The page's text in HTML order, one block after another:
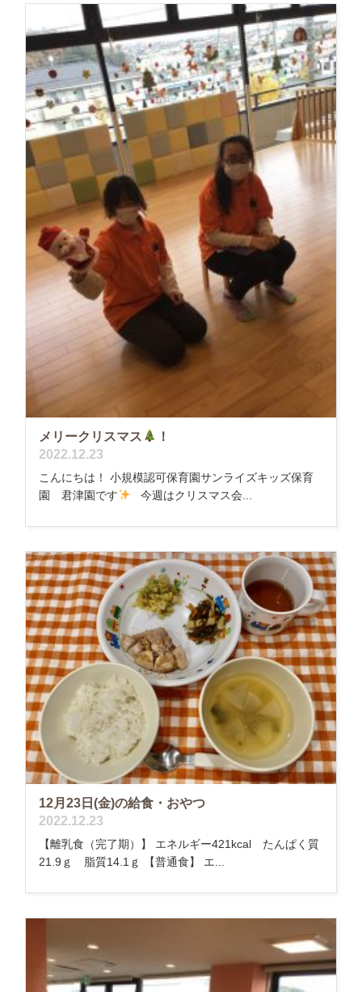
メリークリスマス
！
2022.12.23
こんにちは！ 小規模認可保育園サンライズキッズ保育
園 君津園です
今週はクリスマス会...
12月23日(金)の給食・おやつ
2022.12.23
【離乳食（完了期）】 エネルギー421kcal たんぱく質
21.9ｇ 脂質14.1ｇ 【普通食】 エ...